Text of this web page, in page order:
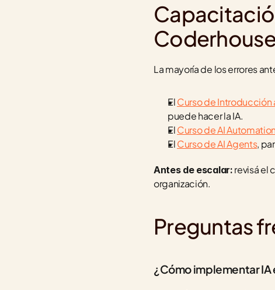
La mayoría de los errores
El Curso de Introducción
puede hacer la IA.
El Curso de AI Automation
El Curso de AI Agents,
Antes de escalar: revisá el
organización.
Preguntas
¿Cómo implementar IA